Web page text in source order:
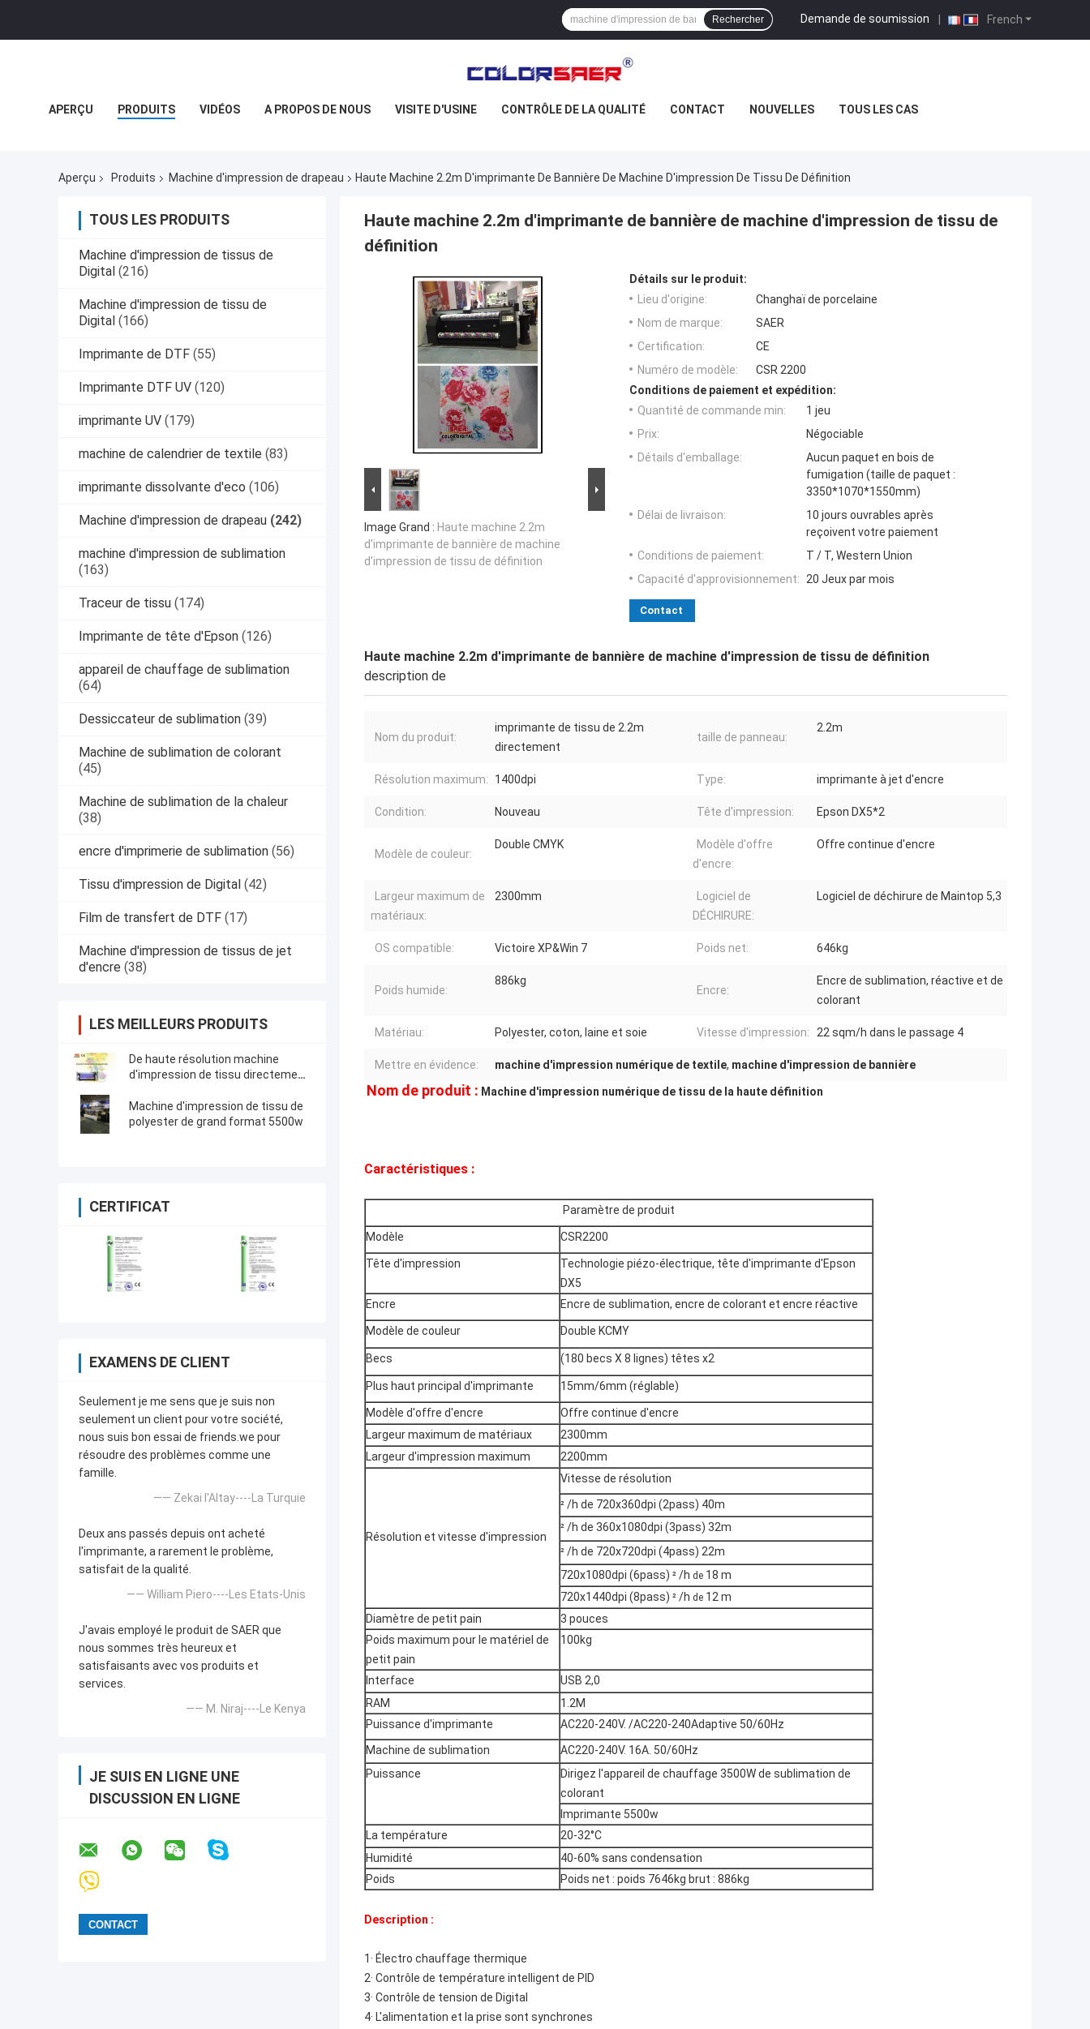
French
Demande de soumission |
Rechercher
APERÇU PRODUITS VIDÉOS A PROPOS DE NOUS VISITE D'USINE CONTRÔLE DE LA QUALITÉ CONTACT NOUVELLES TOUS LES CAS
Aperçu Produits Machine d'impression de drapeau Haute Machine 2.2m D'imprimante De Bannière De Machine D'impression De Tissu De Définition
TOUS LES PRODUITS
Machine d'impression de tissus de
Digital (216)
Machine d'impression de tissu de
Digital (166)
Imprimante de DTF (55)
Imprimante DTF UV (120)
imprimante UV (179)
machine de calendrier de textile (83)
imprimante dissolvante d'eco (106)
Machine d'impression de drapeau (242)
machine d'impression de sublimation
(163)
Traceur de tissu (174)
Imprimante de tête d'Epson (126)
appareil de chauffage de sublimation
(64)
Dessiccateur de sublimation (39)
Machine de sublimation de colorant
(45)
Machine de sublimation de la chaleur
(38)
encre d'imprimerie de sublimation (56)
Tissu d'impression de Digital (42)
Film de transfert de DTF (17)
Machine d'impression de tissus de jet
d'encre (38)
LES MEILLEURS PRODUITS
De haute résolution machine
d'impression de tissu directement
Machine d'impression de tissu de
polyester de grand format 5500w
CERTIFICAT
EXAMENS DE CLIENT
Seulement je me sens que je suis non
seulement un client pour votre société,
nous suis bon essai de friends.we pour
résoudre des problèmes comme une
famille.
—— Zekai l'Altay----La Turquie
Deux ans passés depuis ont acheté
l'imprimante, a rarement le problème,
satisfait de la qualité.
—— William Piero----Les Etats-Unis
J'avais employé le produit de SAER que
nous sommes très heureux et
satisfaisants avec vos produits et
services.
—— M. Niraj----Le Kenya
JE SUIS EN LIGNE UNE
DISCUSSION EN LIGNE
Haute machine 2.2m d'imprimante de bannière de machine d'impression de tissu de
définition
Image Grand : Haute machine 2.2m
d'imprimante de bannière de machine
d'impression de tissu de définition
Détails sur le produit:
Lieu d'origine:
Changhaï de porcelaine
Nom de marque:
SAER
Certification:
CE
Numéro de modèle:
CSR 2200
Conditions de paiement et expédition:
Quantité de commande min:
1 jeu
Prix:
Négociable
Détails d'emballage:
Aucun paquet en bois de
fumigation (taille de paquet :
3350*1070*1550mm)
Délai de livraison:
10 jours ouvrables après
reçoivent votre paiement
Conditions de paiement:
T / T, Western Union
Capacité d'approvisionnement: 20 Jeux par mois
Contact
Haute machine 2.2m d'imprimante de bannière de machine d'impression de tissu de définition
description de
Nom du produit:
imprimante de tissu de 2.2m
directement
taille de panneau:
2.2m
Résolution maximum: 1400dpi Type: imprimante à jet d'encre
Condition: Nouveau Tête d'impression: Epson DX5*2
Modèle de couleur:
Double CMYK
Modèle d'offre
d'encre:
Offre continue d'encre
Largeur maximum de
matériaux:
2300mm
Logiciel de
DÉCHIRURE:
Logiciel de déchirure de Maintop 5,3
OS compatible: Victoire XP&Win 7 Poids net: 646kg
Poids humide:
886kg
Encre:
Encre de sublimation, réactive et de
colorant
Matériau: Polyester, coton, laine et soie Vitesse d'impression: 22 sqm/h dans le passage 4
Mettre en évidence: machine d'impression numérique de textile, machine d'impression de bannière
Nom de produit : Machine d'impression numérique de tissu de la haute définition
Caractéristiques :
Paramètre de produit
Modèle CSR2200
Tête d'impression
Technologie piézo-électrique, tête d'imprimante d'Epson
DX5
Encre
Encre de sublimation, encre de colorant et encre réactive
Modèle de couleur Double KCMY
Becs (180 becs X 8 lignes) têtes x2
Plus haut principal d'imprimante 15mm/6mm (réglable)
Modèle d'offre d'encre
Offre continue d'encre
Largeur maximum de matériaux
2300mm
Largeur d'impression maximum
2200mm
Résolution et vitesse d'impression
Vitesse de résolution
² /h de 720x360dpi (2pass) 40m
² /h de 360x1080dpi (3pass) 32m
² /h de 720x720dpi (4pass) 22m
720x1080dpi (6pass) ² /h de 18 m
720x1440dpi (8pass) ² /h de 12 m
Diamètre de petit pain
3 pouces
Poids maximum pour le matériel de
petit pain
100kg
Interface
USB 2,0
RAM
1.2M
Puissance d'imprimante
AC220-240V. /AC220-240Adaptive 50/60Hz
Machine de sublimation
AC220-240V. 16A. 50/60Hz
Puissance
Dirigez l'appareil de chauffage 3500W de sublimation de
colorant
Imprimante 5500w
La température
20-32°C
Humidité
40-60% sans condensation
Poids
Poids net : poids 7646kg brut : 886kg
Description :
1· Électro chauffage thermique
2· Contrôle de température intelligent de PID
3· Contrôle de tension de Digital
4· L'alimentation et la prise sont synchrones